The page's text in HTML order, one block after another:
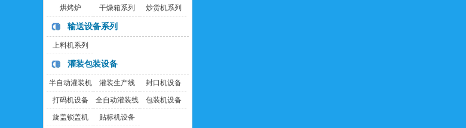
烘烤炉 干燥箱系列 炒货机系列
输送设备系列
上料机系列
灌装包装设备
半自动灌装机 灌装生产线 封口机设备
打码机设备 全自动灌装线 包装机设备
旋盖锁盖机 贴标机设备